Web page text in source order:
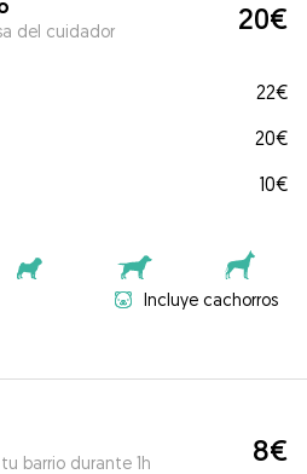
del cuidador 20€
22€
20€
10€
Incluye cachorros
barrio durante 1h 8€